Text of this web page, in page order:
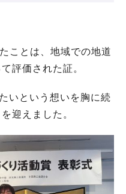
ことは、地域での地道
評価された証。
いという想いを胸に続
迎えました。